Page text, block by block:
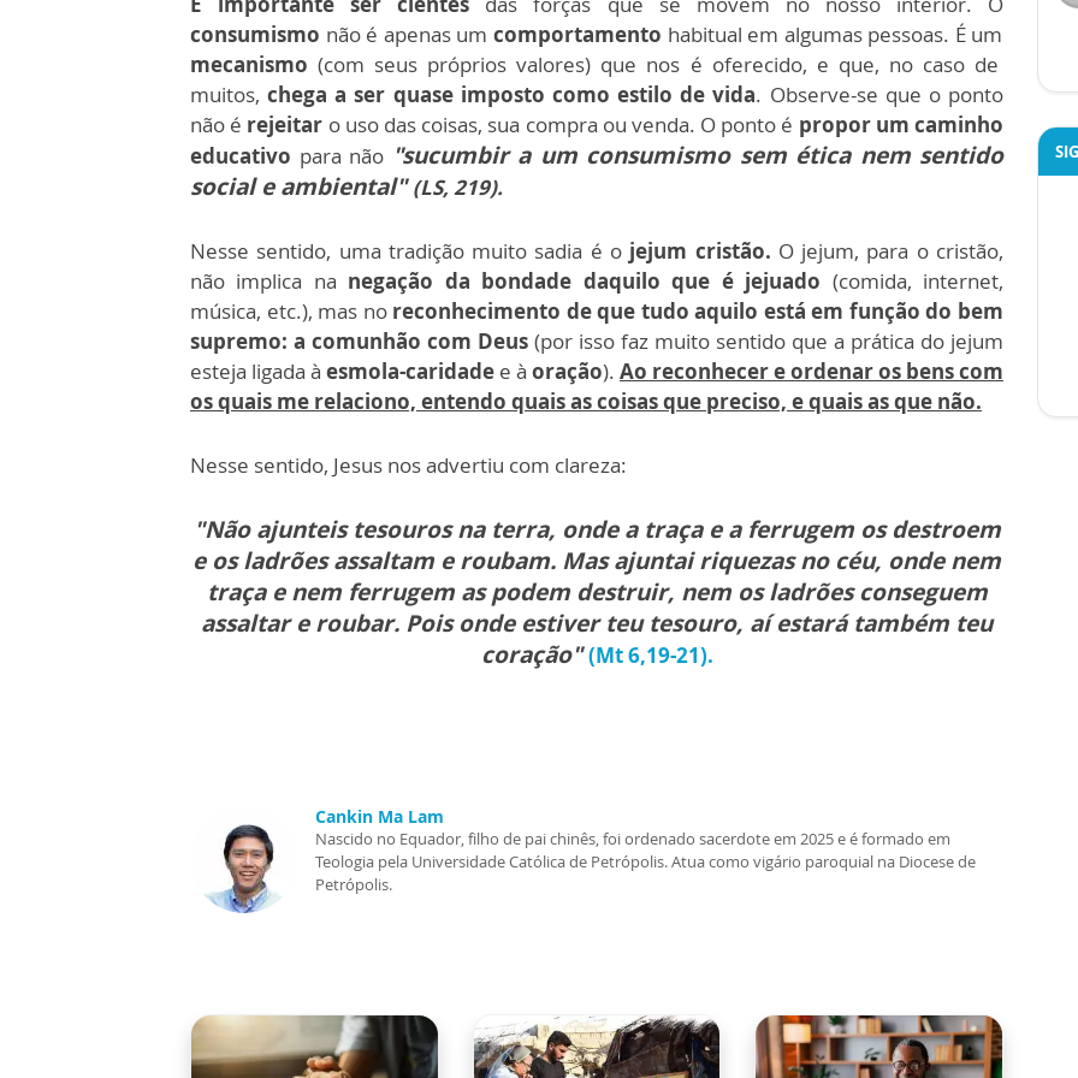
consumismo não é apenas um comportamento habitual em algumas pessoas. É um
mecanismo (com seus próprios valores) que nos é oferecido, e que, no caso de
muitos,chega a ser quase imposto como estilo de vida. Observe-se que o ponto
não é rejeitar o uso das coisas, sua compra ou venda. O ponto é propor um caminho
educativo para não "sucumbir a um consumismo sem ética nem sentido
social e ambiental"(LS, 219).
Nesse sentido, uma tradição muito sadia é o jejum cristão. O jejum, para o cristão,
não implica na negação da bondade daquilo que é jejuado (comida, internet,
música, etc.), mas no reconhecimento de que tudo aquilo está em função do bem
supremo: a comunhão com Deus (por isso faz muito sentido que a prática do jejum
esteja ligada à esmola-caridade e à oração). Ao reconhecer e ordenar os bens com
os quais me relaciono, entendo quais as coisas que preciso, e quais as que não.
Nesse sentido, Jesus nos advertiu com clareza:
"Não ajunteis tesouros na terra, onde a traça e a ferrugem os destroem
e os ladrões assaltam e roubam. Mas ajuntai riquezas no céu, onde nem
traça e nem ferrugem as podem destruir, nem os ladrões conseguem
assaltar e roubar. Pois onde estiver teu tesouro, aí estará também teu
coração" (Mt 6,19-21).
Cankin Ma Lam
Nascido no Equador, filho de pai chinês, foi ordenado sacerdote em 2025 e é formado em
Teologia pela Universidade Católica de Petrópolis. Atua como vigário paroquial na Diocese de
Petrópolis.